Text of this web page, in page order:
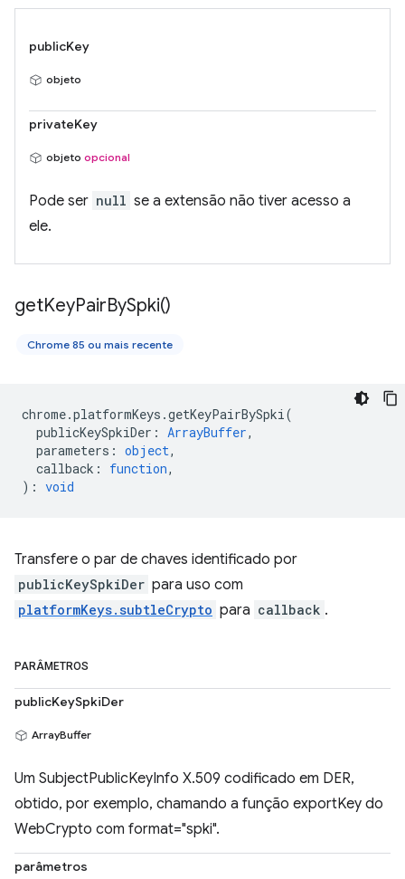
publicKey
objeto
privateKey
objeto opcional
Pode ser null se a extensão não tiver acesso a
ele.
getKeyPairBySpki()
Chrome 85 ou mais recente
chrome.platformKeys .getKeyPairBySpki(
publicKeySpkiDer : ArrayBuffer,
parameters : object,
callback : function,
) : void
Transfere o par de chaves identificado por
publicKeySpkiDer para uso com
platformKeys.subtleCrypto para callback .
PARÂMETROS
publicKeySpkiDer
ArrayBuffer
Um SubjectPublicKeyInfo X.509 codificado em DER,
obtido, por exemplo, chamando a função exportKey do
WebCrypto com format="spki".
parâmetros